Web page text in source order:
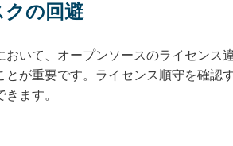
クの回避
おいて、オープンソースのライセンス
とが重要です。ライセンス順守を確認
ます。